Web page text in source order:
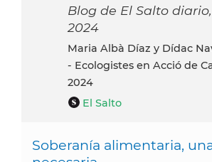
Blog de El Salto
2024
Maria Albà Díaz y Dídac Navarro Fernández
- Ecologistes en Acció de
2024
El Salto
Soberanía alimentaria,